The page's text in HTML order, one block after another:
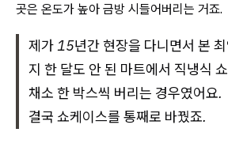
곳은 온도가 높아 금방 시들어버리는 거죠.
제가 15년간 현장을 다니면서 본
지 한 달도 안 된 마트에서 직냉식
채소 한 박스씩 버리는 경우였어요.
결국 쇼케이스를 통째로 바꿨죠.